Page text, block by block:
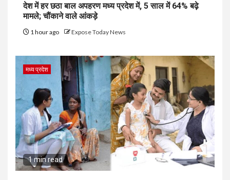
देश में हर छठा बाल अपहरण मध्य प्रदेश में, 5 साल में 64% बढ़े
मामले; चौंकाने वाले आंकड़े
1 hour ago Expose Today News
मध्य प्रदेश
1 min read